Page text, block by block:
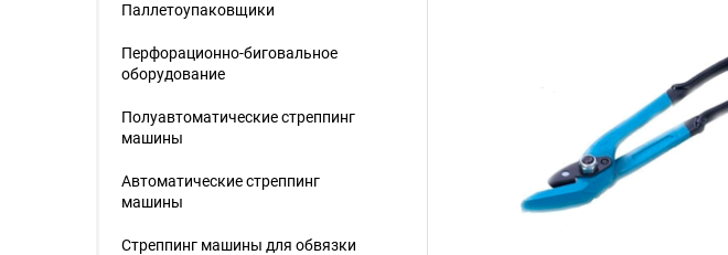
Паллетоупаковщики
Перфорационно-биговальное
оборудование
Полуавтоматические стреппинг
машины
Автоматические стреппинг
машины
Стреппинг машины для обвязки